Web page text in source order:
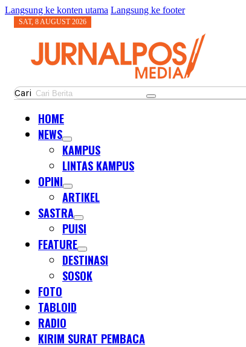
Langsung ke konten utama Langsung ke footer
SAT, 8 AUGUST 2026
Cari
HOME
NEWS
KAMPUS
LINTAS KAMPUS
OPINI
ARTIKEL
SASTRA
PUISI
FEATURE
DESTINASI
SOSOK
FOTO
TABLOID
RADIO
KIRIM SURAT PEMBACA